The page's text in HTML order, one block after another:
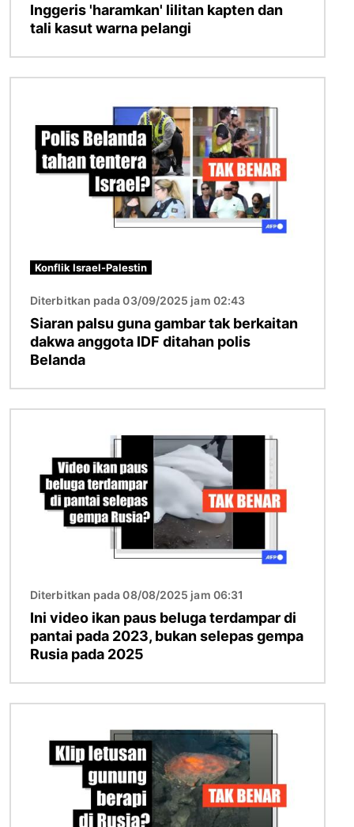
Inggeris 'haramkan' lilitan kapten dan
tali kasut warna pelangi
Konflik Israel-Palestin
Diterbitkan pada 03/09/2025 jam 02:43
Siaran palsu guna gambar tak berkaitan
dakwa anggota IDF ditahan polis
Belanda
Diterbitkan pada 08/08/2025 jam 06:31
Ini video ikan paus beluga terdampar di
pantai pada 2023, bukan selepas gempa
Rusia pada 2025